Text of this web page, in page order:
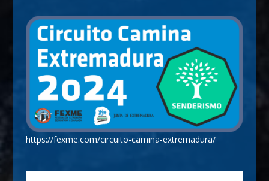
https://fexme.com/circuito-camina-extremadura/